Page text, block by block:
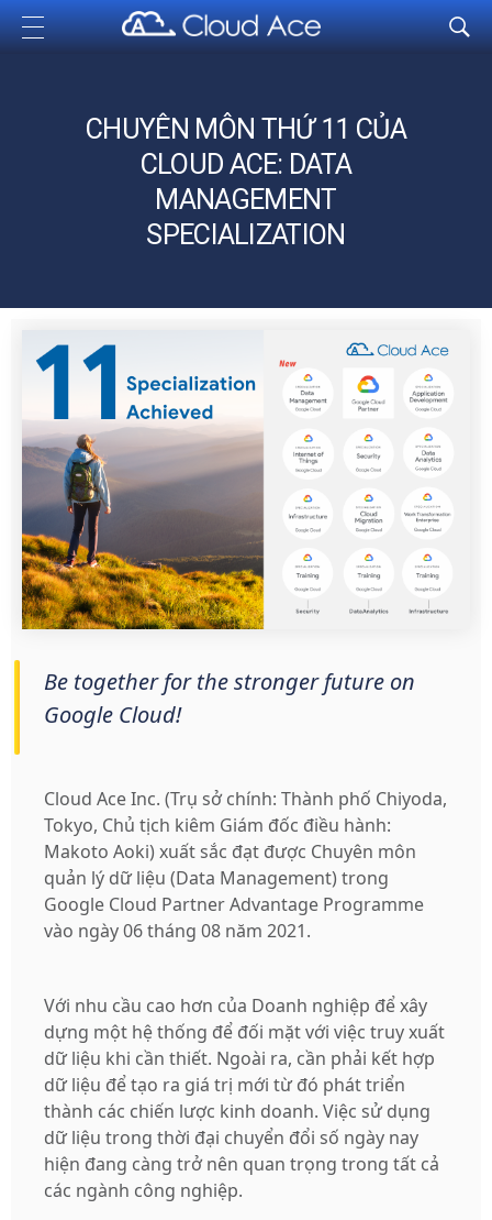
Cloud Ace
Nhà cung cấp giải pháp trên GCP cho doanh nghiệp
CHUYÊN MÔN THỨ 11 CỦA
CLOUD ACE: DATA
MANAGEMENT
SPECIALIZATION
Be together for the stronger future on
Google Cloud!
Cloud Ace Inc. (Trụ sở chính: Thành phố Chiyoda,
Tokyo, Chủ tịch kiêm Giám đốc điều hành:
Makoto Aoki) xuất sắc đạt được Chuyên môn
quản lý dữ liệu (Data Management) trong
Google Cloud Partner Advantage Programme
vào ngày 06 tháng 08 năm 2021.
Với nhu cầu cao hơn của Doanh nghiệp để xây
dựng một hệ thống để đối mặt với việc truy xuất
dữ liệu khi cần thiết. Ngoài ra, cần phải kết hợp
dữ liệu để tạo ra giá trị mới từ đó phát triển
thành các chiến lược kinh doanh. Việc sử dụng
dữ liệu trong thời đại chuyển đổi số ngày nay
hiện đang càng trở nên quan trọng trong tất cả
các ngành công nghiệp.